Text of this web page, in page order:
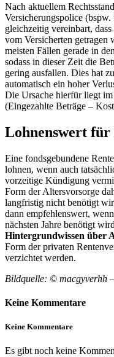
Nach aktuellem
Versicherungspolice
gleichzeitig vereinbart, dass
vom Versicherten getragen
meisten Fällen gerade in
sodass in dieser Zeit die
gering ausfallen. Dies hat
automatisch ein hoher
Die Ursache hierfür liegt im
(Eingezahlte Beträge –
Lohnenswert
Eine fondsgebundene
lohnen, wenn auch
vorzeitige Kündigung
Form der Altersvorsorge
langfristig nicht benötigt
dann empfehlenswert,
nächsten Jahre benötigt
Hintergrundwissen über
Form der privaten
verzichtet werden.
Bildquelle: © macgyverhh
Keine Kommentare
Keine Kommentare
Es gibt noch keine